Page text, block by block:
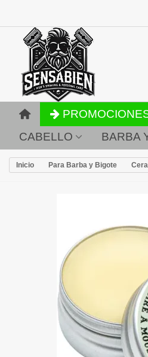
CABELLO
BARBA
Inicio Para Barba y Bigote